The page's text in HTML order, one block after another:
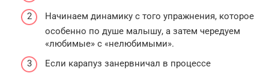
Начинаем динамику с того упражнения, которое
особенно по душе малышу, а затем чередуем
«любимые» с «нелюбимыми».
Если карапуз занервничал в процессе